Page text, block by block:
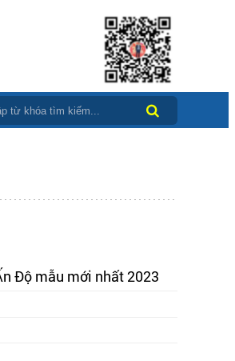
Độ mẫu mới nhất 2023